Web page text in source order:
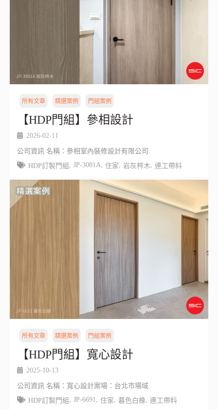
所有文章 精選案例 門組案例
【HDP門組】參相設計
2026-02-11
公司資訊 名稱：參相室內裝修設計有限公司
HDP訂製門組 , JP-3081A, 住家, 岩灰梣木, 連工帶料
所有文章 精選案例 門組案例
【HDP門組】寬心設計
2025-10-13
公司資訊 名稱：寬心設計案場：台北市場域
HDP訂製門組
JP-6691 住家 暮色白橡 連工帶料